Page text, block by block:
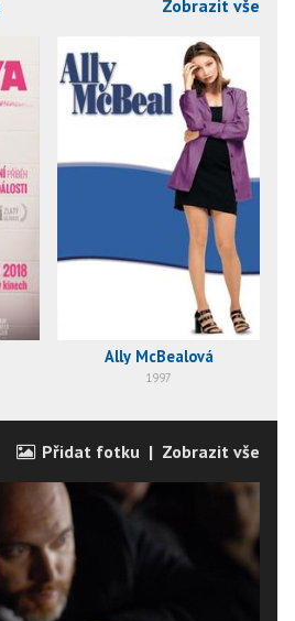
Zobrazit vše
Ally McBealová
1997
Přidat fotku | Zobrazit vše